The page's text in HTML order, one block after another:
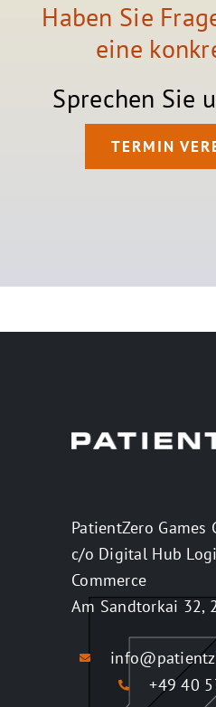
Haben Sie
eine
Sprechen Sie
TERMIN
PatientZero Games
c/o Digital Hub
Commerce
Am Sandtorkai 32,
+49 40